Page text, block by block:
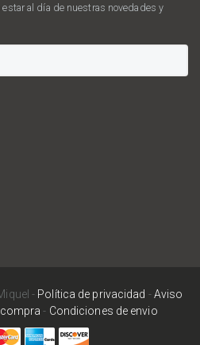
al día de nuestras novedades y
- Política de privacidad -Aviso
- Condiciones de envio